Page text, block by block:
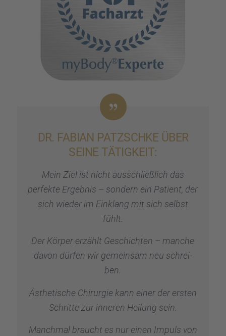
DR. FABIAN PATZSCHKE ÜBER
SEINE TÄTIG­KEIT:
Mein Ziel ist nicht ausschließ­lich das
perfekte Ergeb­nis – sondern ein Patient, der
sich wieder im Einklang mit sich selbst
fühlt.
Der Körper erzählt Geschich­ten – manche
davon dürfen wir gemein­sam neu schrei­
ben.
Ästhe­ti­sche Chirur­gie kann einer der ersten
Schritte zur inneren Heilung sein.
Manch­mal braucht es nur einen Impuls von